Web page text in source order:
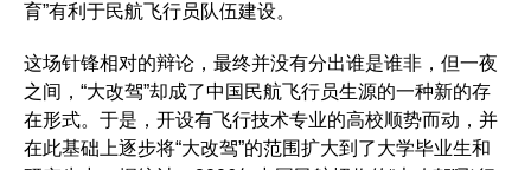
育”有利于民航飞行员队伍建设。
这场针锋相对的辩论，最终并没有分出谁是谁非，但一夜
之间，“大改驾”却成了中国民航飞行员生源的一种新的存
在形式。于是，开设有飞行技术专业的高校顺势而动，并
在此基础上逐步将“大改驾”的范围扩大到了大学毕业生和